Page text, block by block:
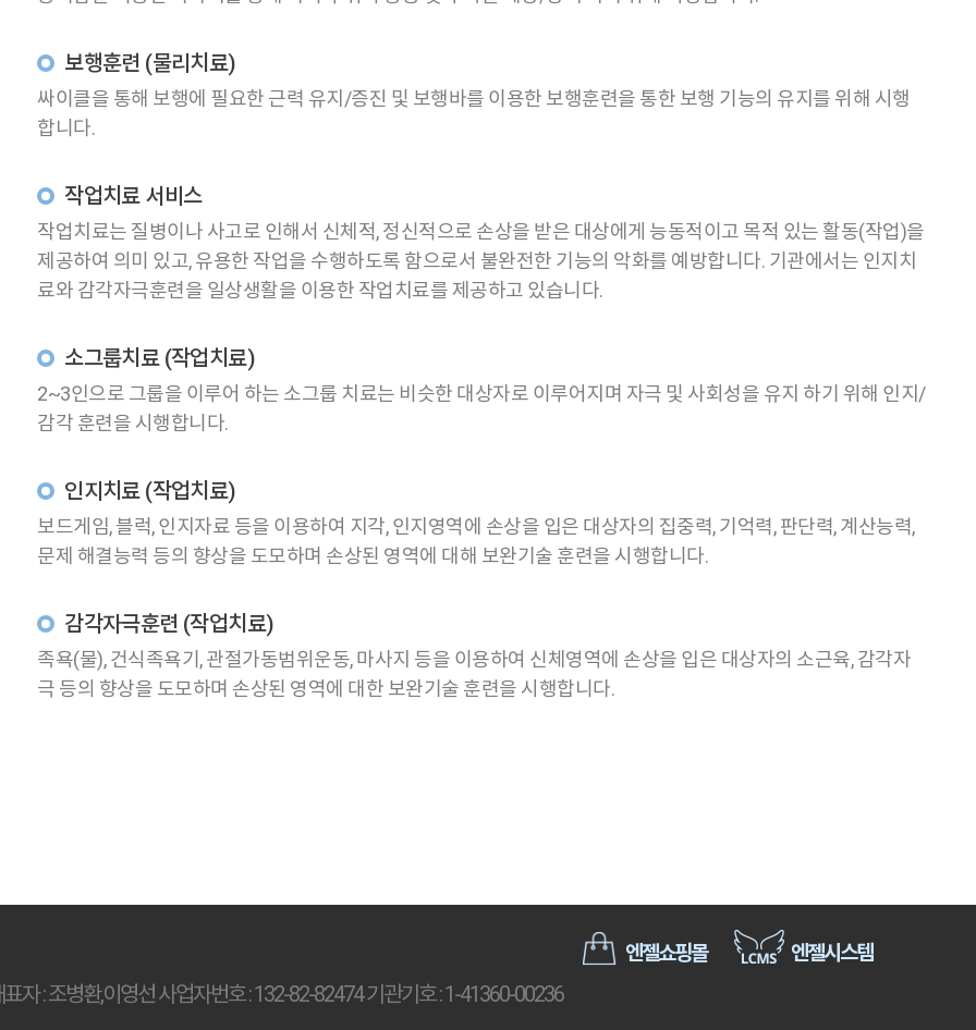
보행훈련 (물리치료)
싸이클을 통해 보행에 필요한 근력 유지/증진 및 보행바를 이용한 보행훈련을 통한 보행 기능의 유지를 위해 시행
합니다.
작업치료 서비스
작업치료는 질병이나 사고로 인해서 신체적, 정신적으로 손상을 받은 대상에게 능동적이고 목적 있는 활동(작업)을
제공하여 의미 있고, 유용한 작업을 수행하도록 함으로서 불완전한 기능의 악화를 예방합니다. 기관에서는 인지치
료와 감각자극훈련을 일상생활을 이용한 작업치료를 제공하고 있습니다.
소그룹치료 (작업치료)
2~3인으로 그룹을 이루어 하는 소그룹 치료는 비슷한 대상자로 이루어지며 자극 및 사회성을 유지 하기 위해 인지/
감각 훈련을 시행합니다.
인지치료 (작업치료)
보드게임, 블럭, 인지자료 등을 이용하여 지각, 인지영역에 손상을 입은 대상자의 집중력, 기억력, 판단력, 계산능력,
문제 해결능력 등의 향상을 도모하며 손상된 영역에 대해 보완기술 훈련을 시행합니다.
감각자극훈련 (작업치료)
족욕(물), 건식족욕기, 관절가동범위운동, 마사지 등을 이용하여 신체영역에 손상을 입은 대상자의 소근육, 감각자
극 등의 향상을 도모하며 손상된 영역에 대한 보완기술 훈련을 시행합니다.
엔젤쇼핑몰 엔젤시스템
자 : 조병환,이영선 사업자번호 : 132-82-82474 기관기호 : 1-41360-00236